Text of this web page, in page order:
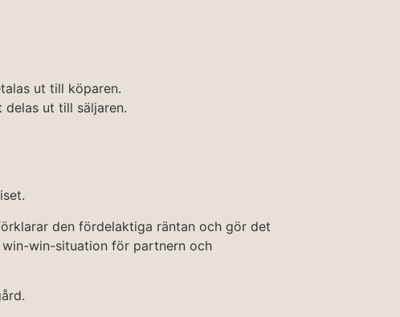
ut till köparen.
ut till säljaren.
den fördelaktiga räntan och gör det
win-situation för partnern och